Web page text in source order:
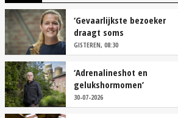
‘Gevaarlijkste bezoeker
draagt soms
overschoenen’
GISTEREN, 08:30
‘Adrenalineshot en
gelukshormomen’
30-07-2026